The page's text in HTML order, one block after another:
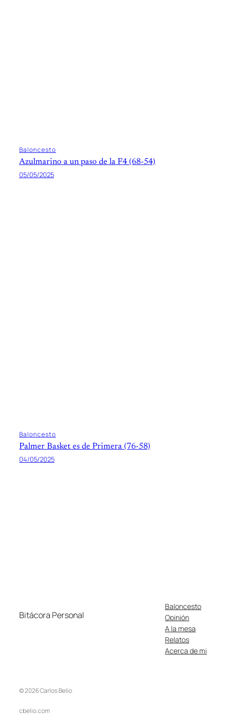
Baloncesto
Azulmarino a un paso de la F4 (68-54)
05/05/2025
Baloncesto
Palmer Basket es de Primera (76-58)
04/05/2025
Bitácora Personal
Baloncesto
Opinión
A la mesa
Relatos
Acerca de mi
© 2026 Carlos Belío
cbelio.com